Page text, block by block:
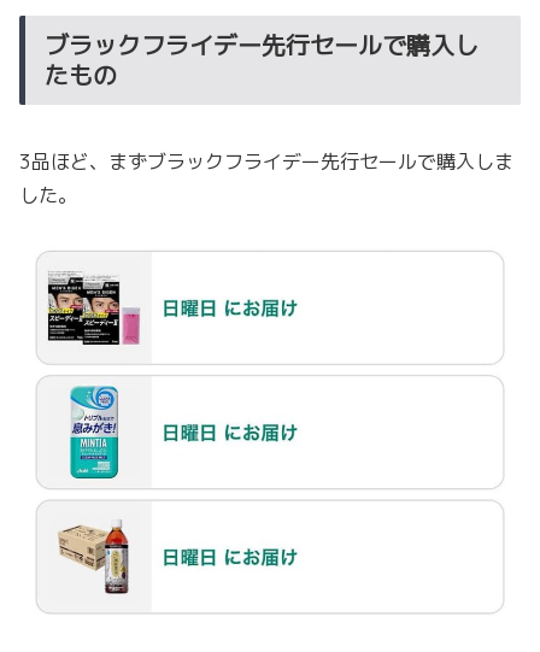
ブラックフライデー先行セールで購入し
たもの
3品ほど、まずブラックフライデー先行セールで購入しま
した。